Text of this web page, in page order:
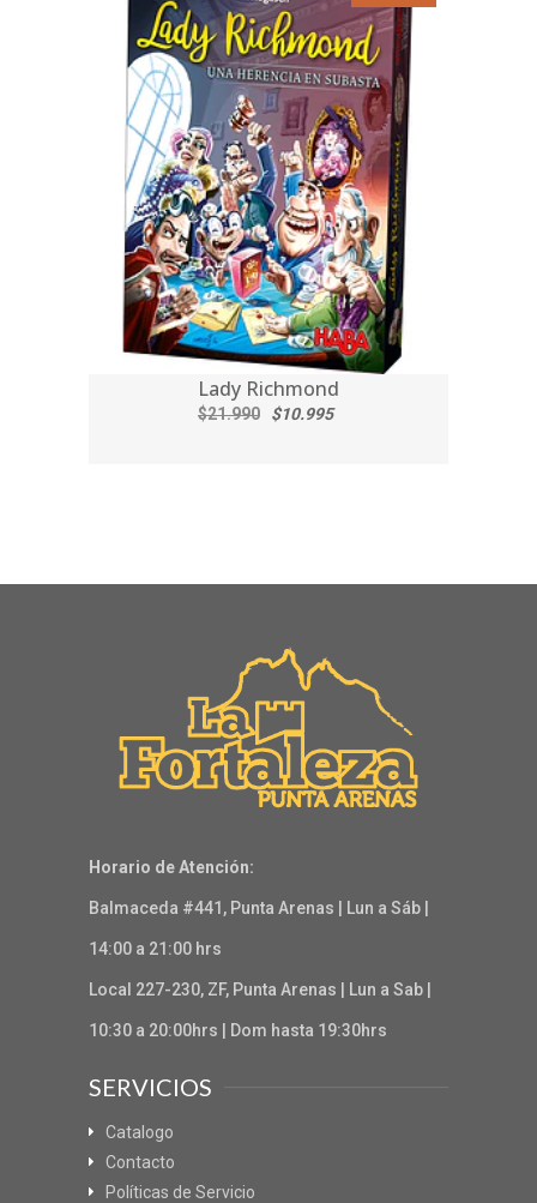
Lady Richmond
$21.990 $10.995
Horario de Atención:
Balmaceda #441, Punta Arenas | Lun a Sáb |
14:00 a 21:00 hrs
Local 227-230, ZF, Punta Arenas | Lun a Sab |
10:30 a 20:00hrs | Dom hasta 19:30hrs
SERVICIOS
Catalogo
Contacto
Políticas de Servicio